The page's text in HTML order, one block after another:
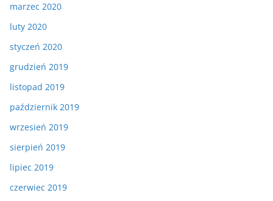
marzec 2020
luty 2020
styczeń 2020
grudzień 2019
listopad 2019
październik 2019
wrzesień 2019
sierpień 2019
lipiec 2019
czerwiec 2019